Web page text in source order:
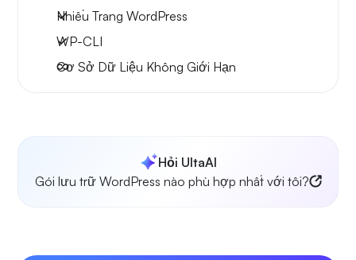
Nhiều Trang WordPress
WP-CLI
Cơ Sở Dữ Liệu Không Giới Hạn
Hỏi UltaAI
Gói lưu trữ WordPress nào phù hợp nhất với tôi?